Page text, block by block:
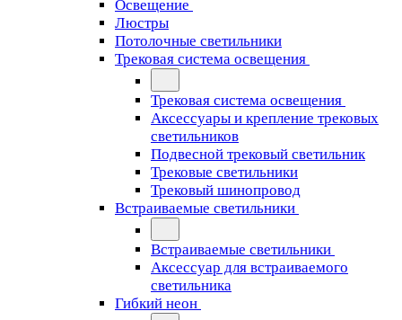
Освещение
Люстры
Потолочные светильники
Трековая система освещения
Трековая система освещения
Аксессуары и крепление трековых
светильников
Подвесной трековый светильник
Трековые светильники
Трековый шинопровод
Встраиваемые светильники
Встраиваемые светильники
Аксессуар для встраиваемого
светильника
Гибкий неон